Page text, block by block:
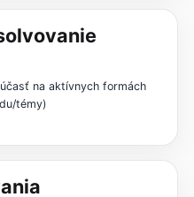
na aktívnych formách
témy)